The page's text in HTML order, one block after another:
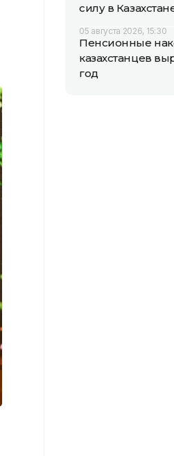
силу в
05 августа 2026, 15:30
Пенсионные
казахстанцев
год